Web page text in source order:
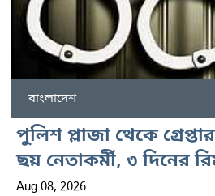
বাংলাদেশ
পুলিশ প্লাজা থেকে
ছয় নেতাকর্মী, ৩ দিনের
Aug 08, 2026